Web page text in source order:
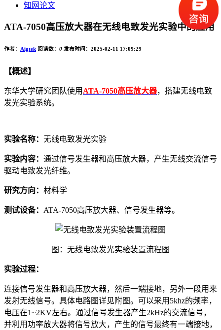
知网论文
ATA-7050高压放大器在无线电致发光实验中的应用
作者： Aigtek 阅读数： 0 发布时间：2025-02-11 17:09:29
【概述】
东华大学研究团队使用 ATA-7050高压放大器，搭建无线电致
发光实验系统。
实验名称： 无线电致发光实验
实验内容： 通过信号发生器和高压放大器，产生无线交流信号
驱动电致发光纤维。
研究方向： 材料学
测试设备： ATA-7050高压放大器、信号发生器等。
图：无线电致发光实验装置流程图
实验过程：
连接信号发生器和高压放大器，然后一端接地，另外一段用来
发射无线信号。具体电路图详见附图。可以采用5khz的频率，
电压在1~2KV左右。通过信号发生器产生2kHz的交流信号，
并利用功率放大器将信号放大，产生的信号最终有一端接地，